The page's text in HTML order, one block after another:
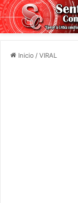
Inicio /VIRAL